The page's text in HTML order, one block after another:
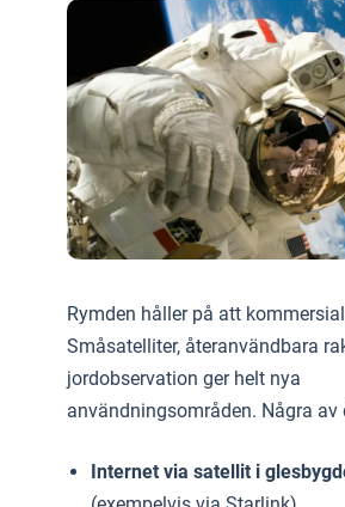
Rymden håller på att
Småsatelliter, återanvändbara
jordobservation ger helt nya
användningsområden. Några av
Internet via satellit i